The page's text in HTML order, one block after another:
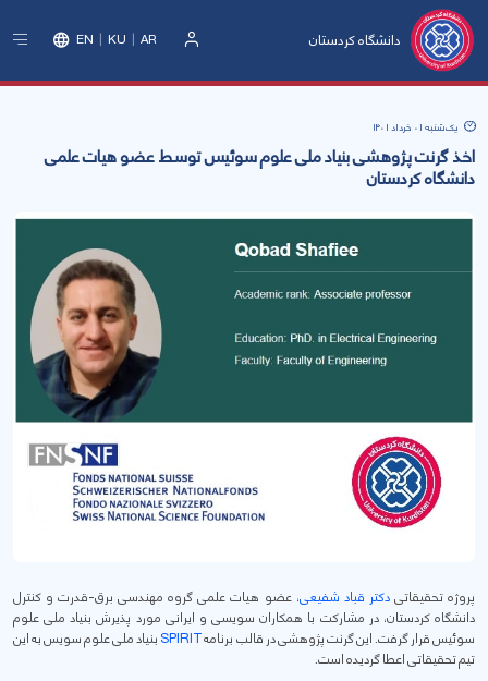
دانشگاه کردستان EN KU AR
یک‌شنبه 01 خرداد 1401
اخذ گرنت پژوهشی بنیاد ملی علوم سوئیس توسط عضو هیات علمی
دانشگاه کردستان
پروژه تحقيقاتیدکتر قباد شفيعی، عضو هیات علمی گروه مهندسی برق-قدرت و کنترل
دانشگاه کردستان، در مشارکت با همکاران سويسی و ايرانی مورد پذيرش بنیاد ملی علوم
سوئیس قرار گرفت. این گرنت پژوهشی در قالب برنامهSPIRITبنياد ملی علوم سويس به اين
تيم تحقيقاتی اعطا گرديده است.